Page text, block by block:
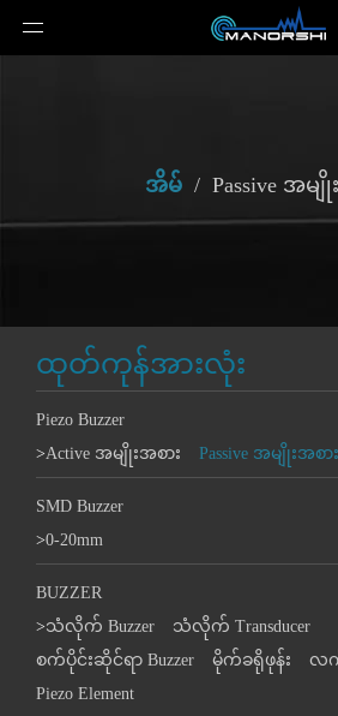
အိမ် / Passive အမျို
ထုတ်ကုန်အားလုံး
Piezo Buzzer
>Active အမျိုးအစား Passive အမျိုးအစား
SMD Buzzer
>0-20mm
BUZZER
>သံလိုက် Buzzer
သံလိုက် Transducer
စက်ပိုင်းဆိုင်ရာ Buzzer
မိုက်ခရိုဖုန်း
လ
Piezo Element